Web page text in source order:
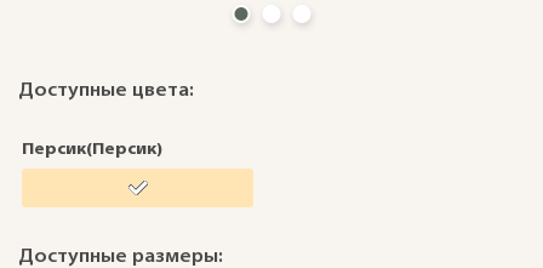
Доступные цвета:
Персик(Персик)
Доступные размеры: